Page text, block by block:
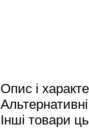
Опис і
Інші товари